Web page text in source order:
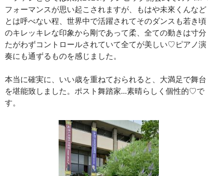
フォーマンスが思い起こされますが、もはや未來くんなど
とは呼べない程、世界中で活躍されてそのダンスも若き頃
のキレッキレな印象から剛であって柔、全ての動きは寸分
たがわずコントロールされていて全てが美しい♡ピアノ演
奏にも通ずるものを感じました。
本当に確実に、いい歳を重ねておられると、大満足で舞台
を堪能致しました。ポスト舞踏家…素晴らしく個性的♡で
す。